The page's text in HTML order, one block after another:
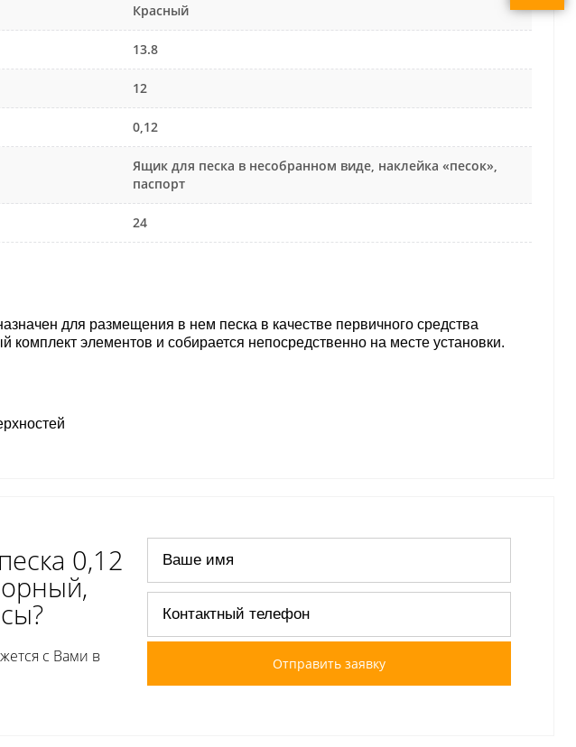
Красный
13.8
12
0,12
Ящик для песка в несобранном виде, наклейка «песок»,
паспорт
24
для размещения в нем песка в качестве первичного средства
комплект элементов и собирается непосредственно на месте установки.
0,12
с Вами в
Отправить заявку